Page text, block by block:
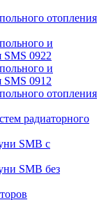
отопления
и
SMS 0922
и
SMS 0912
отопления
радиаторного
SMB с
SMB без